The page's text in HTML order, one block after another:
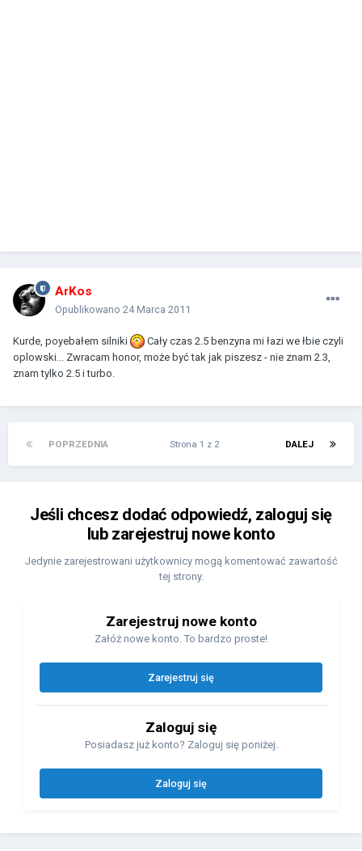
ArKos
Opublikowano 24 Marca 2011
Kurde, poyebałem silniki
Cały czas 2.5 benzyna mi łazi we łbie czyli
oplowski... Zwracam honor, może być tak jak piszesz - nie znam 2.3,
znam tylko 2.5 i turbo.
POPRZEDNIA DALEJ
Strona 1 z 2
Jeśli chcesz dodać odpowiedź, zaloguj się
lub zarejestruj nowe konto
Jedynie zarejestrowani użytkownicy mogą komentować zawartość
tej strony.
Zarejestruj nowe konto
Załóż nowe konto. To bardzo proste!
Zarejestruj się
Zaloguj się
Posiadasz już konto? Zaloguj się poniżej.
Zaloguj się